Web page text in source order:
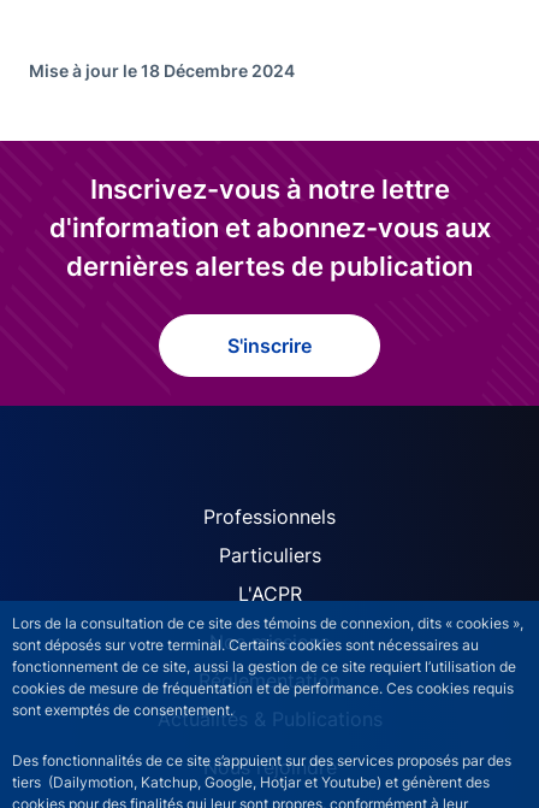
Lors de la consultation de ce site des témoins de connexion, dits « cookies »,
sont déposés sur votre terminal. Certains cookies sont nécessaires au
fonctionnement de ce site, aussi la gestion de ce site requiert l’utilisation de
cookies de mesure de fréquentation et de performance. Ces cookies requis
sont exemptés de consentement.
Des fonctionnalités de ce site s’appuient sur des services proposés par des
tiers (Dailymotion, Katchup, Google, Hotjar et Youtube) et génèrent des
cookies pour des finalités qui leur sont propres, conformément à leur
Mise à jour le 18 Décembre 2024
Inscrivez-vous à notre lettre
d'information et abonnez-vous aux
dernières alertes de publication
S'inscrire
ACPR site navigation
Professionnels
Particuliers
L'ACPR
Nos missions
Réglementation
Actualités & Publications
Nous rejoindre